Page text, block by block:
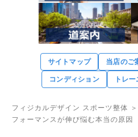
サイトマップ 当店のご
コンディション トレ
フィジカルデザイン スポーツ整体 ＞
フォーマンスが伸び悩む本当の原因